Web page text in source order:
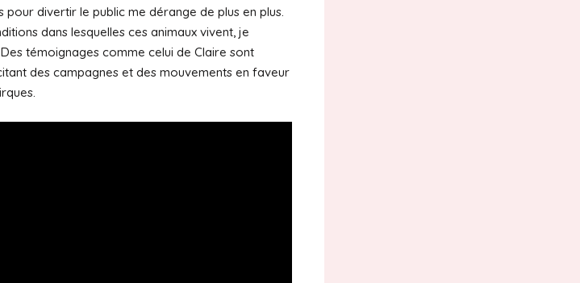
divertir le public me dérange de plus en plus.
dans lesquelles ces animaux vivent, je
témoignages comme celui de Claire sont
des campagnes et des mouvements en faveur